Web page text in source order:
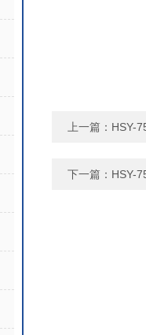
上一篇： HSY-
下一篇： HSY-